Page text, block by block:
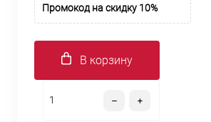
Промокод на скидку 10%
В корзину